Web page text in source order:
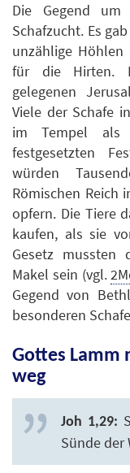
Die Gegend
Schafzucht. Es
unzählige
für die Hirten.
gelegenen
Viele der Schafe
im Tempel als
festgesetzten
würden
Römischen Reich
opfern. Die Tiere
kaufen, als sie
Gesetz mussten
Makel sein (vgl.
Gegend von
besonderen
Gottes Lamm
weg
Joh 1,29:
Sünde der